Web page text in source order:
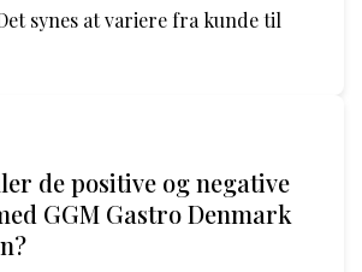
synes at variere fra kunde til
de positive og negative
GGM Gastro Denmark